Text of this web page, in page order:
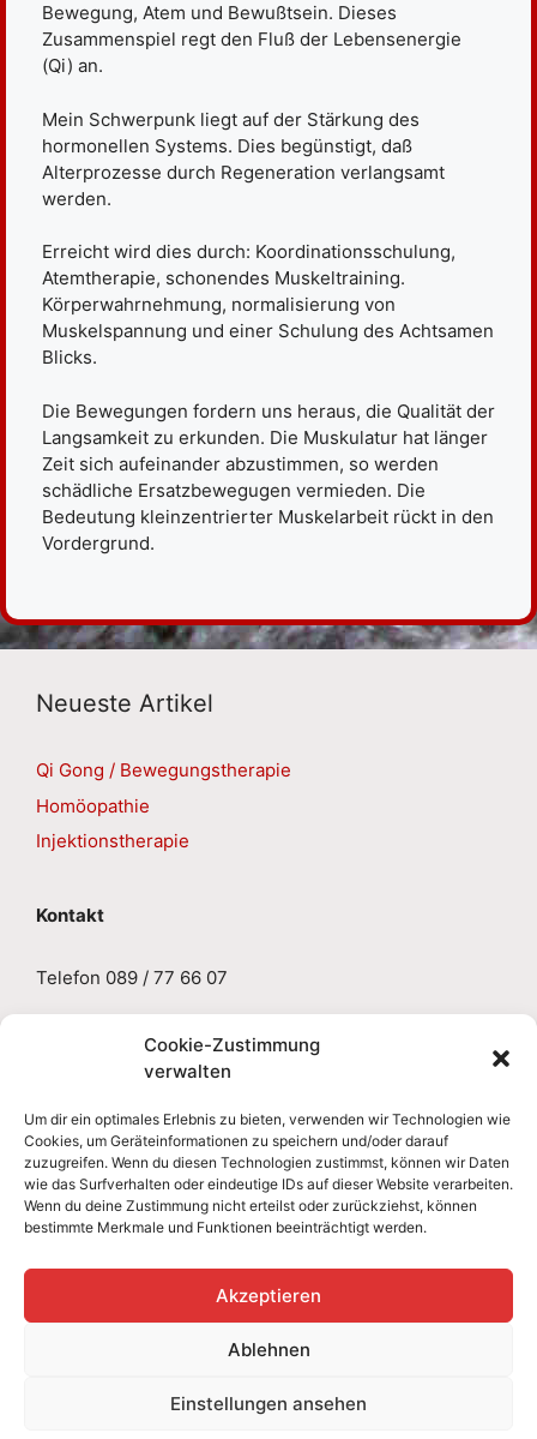
Cookie-Zustimmung
verwalten
Um dir ein optimales Erlebnis zu bieten, verwenden wir Technologien wie
Cookies, um Geräteinformationen zu speichern und/oder darauf
zuzugreifen. Wenn du diesen Technologien zustimmst, können wir Daten
wie das Surfverhalten oder eindeutige IDs auf dieser Website verarbeiten.
Wenn du deine Zustimmung nicht erteilst oder zurückziehst, können
bestimmte Merkmale und Funktionen beeinträchtigt werden.
Akzeptieren
Ablehnen
Einstellungen ansehen
Bewegung, Atem und Bewußtsein. Dieses
Zusammenspiel regt den Fluß der Lebensenergie
(Qi) an.
Mein Schwerpunk liegt auf der Stärkung des
hormonellen Systems. Dies begünstigt, daß
Alterprozesse durch Regeneration verlangsamt
werden.
Erreicht wird dies durch: Koordinationsschulung,
Atemtherapie, schonendes Muskeltraining.
Körperwahrnehmung, normalisierung von
Muskelspannung und einer Schulung des Achtsamen
Blicks.
Die Bewegungen fordern uns heraus, die Qualität der
Langsamkeit zu erkunden. Die Muskulatur hat länger
Zeit sich aufeinander abzustimmen, so werden
schädliche Ersatzbewegugen vermieden. Die
Bedeutung kleinzentrierter Muskelarbeit rückt in den
Vordergrund.
Neueste Artikel
Qi Gong / Bewegungstherapie
Homöopathie
Injektionstherapie
Kontakt
Telefon 089 / 77 66 07
sabine.gruseck@aol.de
Impressum
Datenschutzerklärung
Cookie-Richtlinie
© 2023 Heilpraxis Gruseck• Erstellt mit